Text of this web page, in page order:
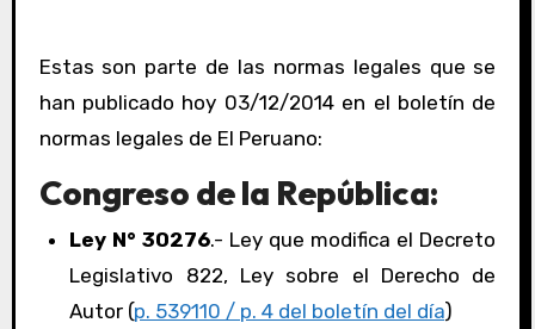
Estas son parte de las normas legales que se
han publicado hoy 03/12/2014 en el boletín de
normas legales de El Peruano:
Congreso de la República:
Ley N° 30276.- Ley que modifica el Decreto
Legislativo 822, Ley sobre el Derecho de
Autor (p. 539110 / p. 4 del boletín del día)